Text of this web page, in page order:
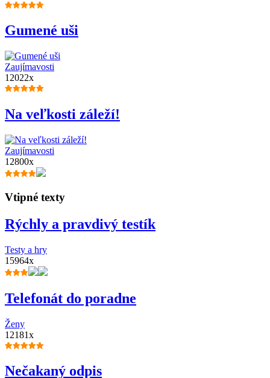
Gumené uši
Zaujímavosti
12022x
Na veľkosti záleží!
Zaujímavosti
12800x
Vtipné texty
Rýchly a pravdivý testík
Testy a hry
15964x
Telefonát do poradne
Ženy
12181x
Nečakaný odpis